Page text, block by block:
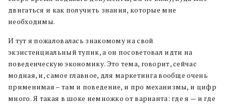
двигаться и как получить знания, которые мне
необходимы.
И тут я пожаловалась знакомому на свой
экзистенциальный тупик, а он посоветовал идти на
поведенческую экономику. Это тема, говорит, сейчас
модная, и, самое главное, для маркетинга вообще очень
применимая – там и поведение, и про механизмы, и цифр
много. Я такая в шоке немножко от варианта: где я — и где